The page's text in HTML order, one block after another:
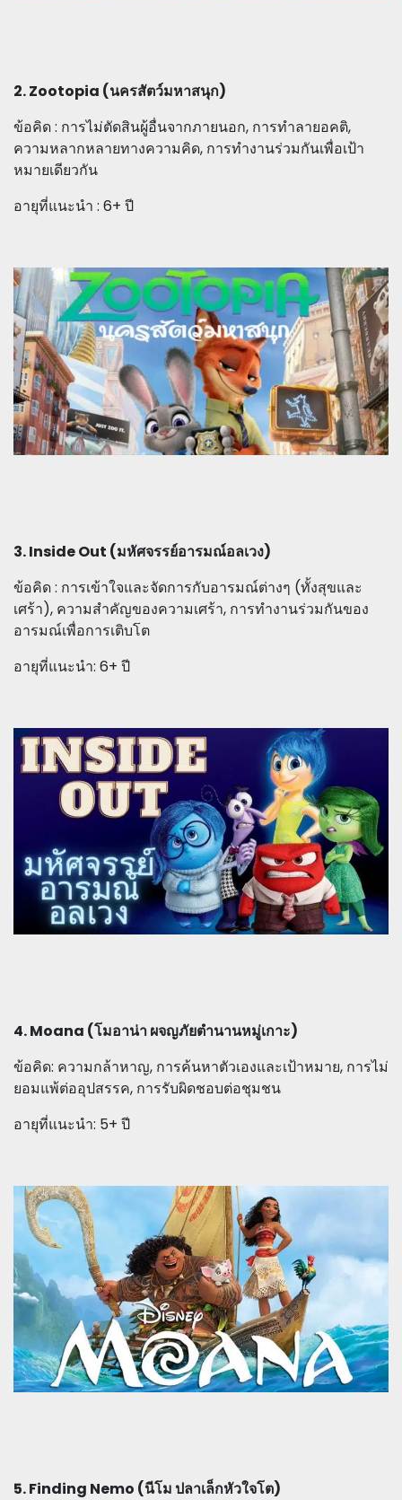
2. Zootopia (นครสัตว์มหาสนุก)
ข้อคิด : การไม่ตัดสินผู้อื่นจากภายนอก, การทำลายอคติ,
ความหลากหลายทางความคิด, การทำงานร่วมกันเพื่อเป้า
หมายเดียวกัน
อายุที่แนะนำ : 6+ ปี
3. Inside Out (มหัศจรรย์อารมณ์อลเวง)
ข้อคิด : การเข้าใจและจัดการกับอารมณ์ต่างๆ (ทั้งสุขและ
เศร้า), ความสำคัญของความเศร้า, การทำงานร่วมกันของ
อารมณ์เพื่อการเติบโต
อายุที่แนะนำ: 6+ ปี
4. Moana (โมอาน่า ผจญภัยตำนานหมู่เกาะ)
ข้อคิด: ความกล้าหาญ, การค้นหาตัวเองและเป้าหมาย, การไม่
ยอมแพ้ต่ออุปสรรค, การรับผิดชอบต่อชุมชน
อายุที่แนะนำ: 5+ ปี
5. Finding Nemo (นีโม ปลาเล็กหัวใจโต)